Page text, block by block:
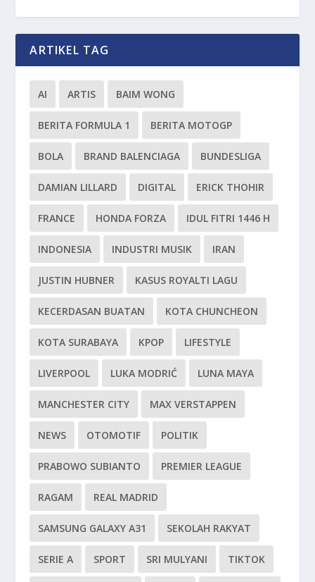
ARTIKEL TAG
AI ARTIS BAIM WONG
BERITA FORMULA 1 BERITA MOTOGP
BOLA BRAND BALENCIAGA BUNDESLIGA
DAMIAN LILLARD DIGITAL ERICK THOHIR
FRANCE HONDA FORZA IDUL FITRI 1446 H
INDONESIA INDUSTRI MUSIK IRAN
JUSTIN HUBNER KASUS ROYALTI LAGU
KECERDASAN BUATAN KOTA CHUNCHEON
KOTA SURABAYA KPOP LIFESTYLE
LIVERPOOL LUKA MODRIĆ LUNA MAYA
MANCHESTER CITY MAX VERSTAPPEN
NEWS OTOMOTIF POLITIK
PRABOWO SUBIANTO PREMIER LEAGUE
RAGAM REAL MADRID
SAMSUNG GALAXY A31 SEKOLAH RAKYAT
SERIE A SPORT SRI MULYANI TIKTOK